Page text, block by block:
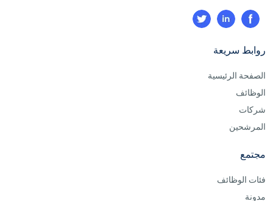
روابط سريعة
الصفحة الرئيسية
الوظائف
شركات
المرشحين
مجتمع
فئات الوظائف
مدونة